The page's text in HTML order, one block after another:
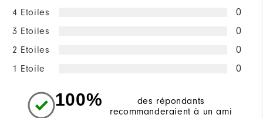
4 Etoiles 0
3 Etoiles 0
2 Etoiles 0
1 Etoile 0
100%
des répondants
recommanderaient à un ami